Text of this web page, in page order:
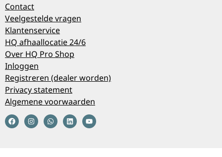
Contact
Veelgestelde vragen
Klantenservice
HQ afhaallocatie 24/6
Over HQ Pro Shop
Inloggen
Registreren (dealer worden)
Privacy statement
Algemene voorwaarden